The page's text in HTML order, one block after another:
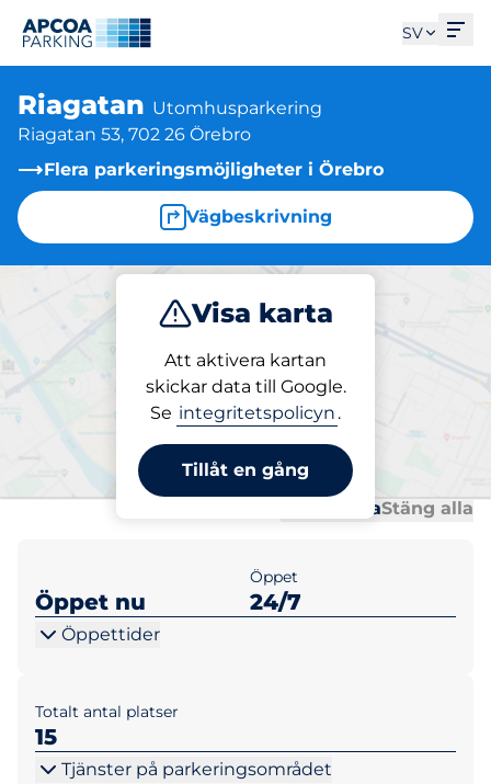
SV
Riagatan Utomhusparkering
Riagatan 53, 702 26 Örebro
Flera parkeringsmöjligheter i Örebro
Vägbeskrivning
Visa karta
Att aktivera kartan
skickar data till Google.
Se integritetspolicyn .
Tillåt en gång
Parkera
Parkering på plats
Riagatan
Öppna allaStäng alla
Öppet nu
Öppet
24/7
Öppettider
Totalt antal platser
15
Tjänster på parkeringsområdet